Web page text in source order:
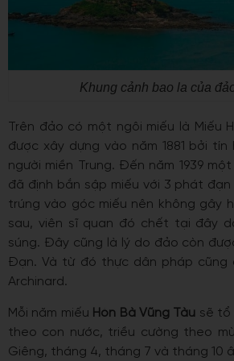
Khung cảnh bao la của
Trên đảo có một ngôi miếu là Miếu
được xây dựng vào năm 1881 bởi tín
người miền Trung. Đến năm 1939
đã định bắn sập miếu với 3 phát
trúng vào góc miếu nên không gây
sau, viên sĩ quan đó chết tại đây
súng. Đây cũng là lý do đảo còn
Đạn. Và từ đó thực dân pháp
Archinard.
Mỗi năm miếu Hòn Bà Vũng Tàu sẽ tổ
theo con nước, triều cường theo
Giêng, tháng 4, tháng 7 và tháng 10